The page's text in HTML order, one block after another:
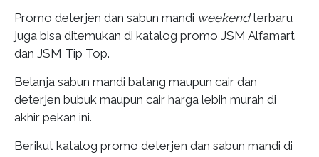
Promo deterjen dan sabun mandi weekendterbaru
juga bisa ditemukan di katalog promo JSM Alfamart
dan JSM Tip Top.
Belanja sabun mandi batang maupun cair dan
deterjen bubuk maupun cair harga lebih murah di
akhir pekan ini.
Berikut katalog promo deterjen dan sabun mandi di